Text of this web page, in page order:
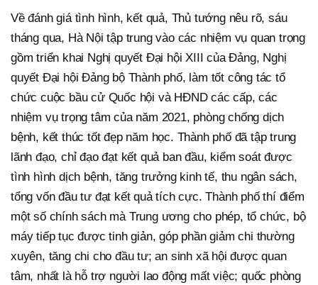
Về đánh giá tình hình, kết quả, Thủ tướng nêu rõ, sáu
tháng qua, Hà Nội tập trung vào các nhiệm vụ quan trọng
gồm triển khai Nghị quyết Đại hội XIII của Đảng, Nghị
quyết Đại hội Đảng bộ Thành phố, làm tốt công tác tổ
chức cuộc bầu cử Quốc hội và HĐND các cấp, các
nhiệm vụ trọng tâm của năm 2021, phòng chống dịch
bệnh, kết thúc tốt đẹp năm học. Thành phố đã tập trung
lãnh đạo, chỉ đạo đạt kết quả ban đầu, kiểm soát được
tình hình dịch bệnh, tăng trưởng kinh tế, thu ngân sách,
tổng vốn đầu tư đạt kết quả tích cực. Thành phố thí điểm
một số chính sách mà Trung ương cho phép, tổ chức, bộ
máy tiếp tục được tinh giản, góp phần giảm chi thường
xuyên, tăng chi cho đầu tư; an sinh xã hội được quan
tâm, nhất là hỗ trợ người lao động mất việc; quốc phòng